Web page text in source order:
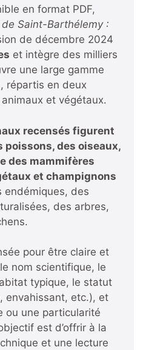
en format PDF,
Saint-Barthélemy :
de décembre 2024
et intègre des milliers
une large gamme
répartis en deux
et végétaux.
recensés figurent
poissons, des oiseaux,
des mammifères
et champignons
endémiques, des
des arbres,
pour être claire et
nom scientifique, le
typique, le statut
envahissant, etc.), et
ou une particularité
est d’offrir à la
et une lecture